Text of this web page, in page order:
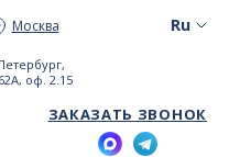
Москва
оф. 2.15
ЗАКАЗАТЬ ЗВОНОК